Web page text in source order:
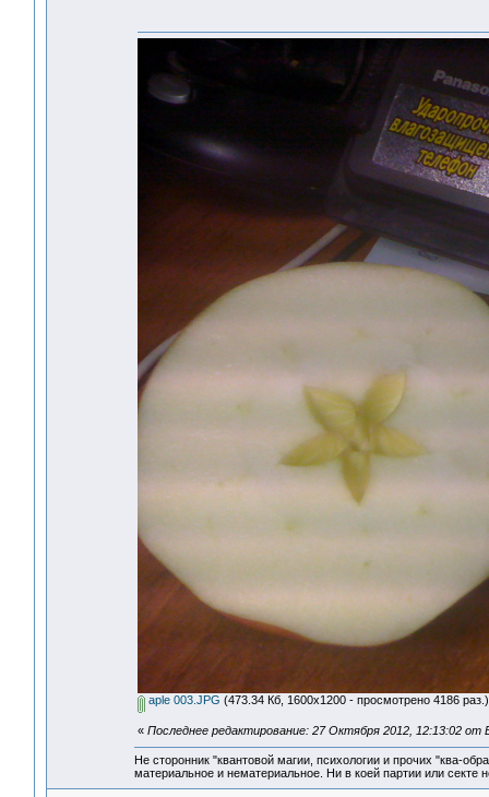
aple 003.JPG (473.34 Кб, 1600x1200 - просмотрено 4186 раз.)
« Последнее редактирование: 27 Октября 2012, 12:13:02 от
Не сторонник "квантовой магии, психологии и прочих "ква-
материальное и нематериальное. Ни в коей партии или секте